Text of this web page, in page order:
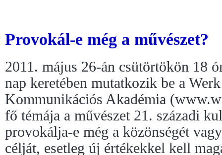
Provokál-e még a művészet?
2011. május 26-án csütörtökön 18
nap keretében mutatkozik be a
Kommunikációs Akadémia
fő témája a művészet 21. századi
provokálja-e még a közönségét
célját, esetleg új értékekkel kell